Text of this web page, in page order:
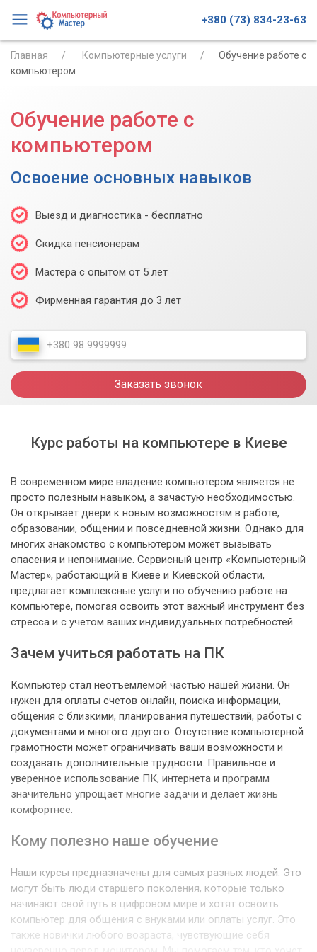
+380 (73) 834-23-63
Главная Компьютерные услуги
Обучение работе с
компьютером
Обучение работе с
компьютером
Освоение основных навыков
Выезд и диагностика - бесплатно
Скидка пенсионерам
Мастера с опытом от 5 лет
Фирменная гарантия до 3 лет
Заказать звонок
Курс работы на компьютере в Киеве
В современном мире владение компьютером является не
просто полезным навыком, а зачастую необходимостью.
Он открывает двери к новым возможностям в работе,
образовании, общении и повседневной жизни. Однако для
многих знакомство с компьютером может вызывать
опасения и непонимание. Сервисный центр «Компьютерный
Мастер», работающий в Киеве и Киевской области,
предлагает комплексные услуги по обучению работе на
компьютере, помогая освоить этот важный инструмент без
стресса и с учетом ваших индивидуальных потребностей.
Зачем учиться работать на ПК
Компьютер стал неотъемлемой частью нашей жизни. Он
нужен для оплаты счетов онлайн, поиска информации,
общения с близкими, планирования путешествий, работы с
документами и многого другого. Отсутствие компьютерной
грамотности может ограничивать ваши возможности и
создавать дополнительные трудности. Правильное и
уверенное использование ПК, интернета и программ
значительно упрощает многие задачи и делает жизнь
комфортнее.
Кому полезно наше обучение
Наши курсы предназначены для самых разных людей. Это
могут быть люди старшего поколения, которые только
начинают свой путь в цифровом мире и хотят освоить
компьютер для общения с внуками или оплаты услуг. Это
также новички любого возраста, чувствующие себя